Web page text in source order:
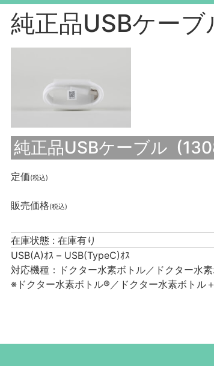
純正品USBケーブ
純正品USBケーブル
定価(税込)
販売価格(税込)
在庫状態 : 在庫有り
USB(A)ｵｽ – USB(TypeC)ｵｽ
対応機種：ドクター水素ボトル／ドクター水
※ドクター水素ボトル®／ドクター水素ボトル